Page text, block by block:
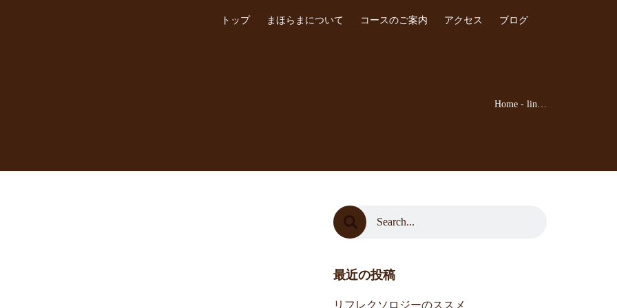
トップ まほらまについて コースのご案内 アクセス ブログ
Home - lin…
最近の投稿
リフレクソロジーのススメ